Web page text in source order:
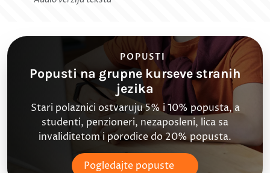
POPUSTI
Popusti na grupne kurseve stranih
jezika
Stari polaznici ostvaruju 5% i 10% popusta, a
studenti, penzioneri, nezaposleni, lica sa
invaliditetom i porodice do 20% popusta.
Pogledajte popuste